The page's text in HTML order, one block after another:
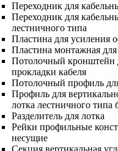
Переходник для
Переходник для
лестничного типа
Пластина для усиления
Пластина монтажная для
Потолочный кронштейн
прокладки кабеля
Потолочный профиль
Профиль для
лотка лестничного типа
Разделитель для лотка
Рейки профильные
несущие
Секция вертикальная